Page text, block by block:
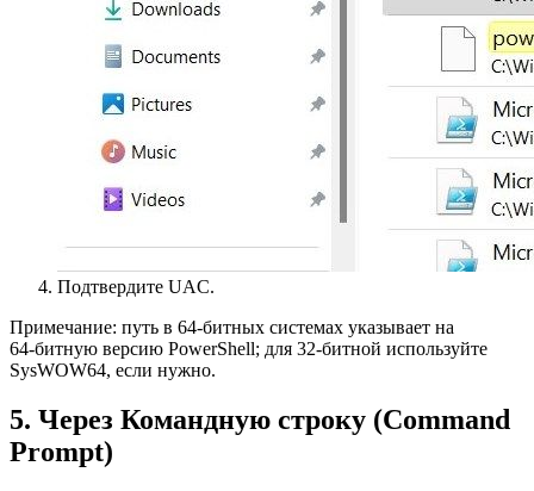
Подтвердите UAC.
Примечание: путь в 64‑битных системах указывает на
64‑битную версию PowerShell; для 32‑битной используйте
SysWOW64, если нужно.
5. Через Командную строку (Command
Prompt)